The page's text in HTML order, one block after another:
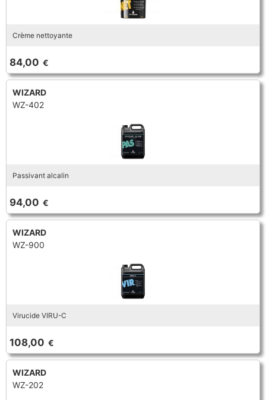
Crème nettoyante
84,00 €
WIZARD
WZ-402
Passivant alcalin
94,00 €
WIZARD
WZ-900
Virucide VIRU-C
108,00 €
WIZARD
WZ-202